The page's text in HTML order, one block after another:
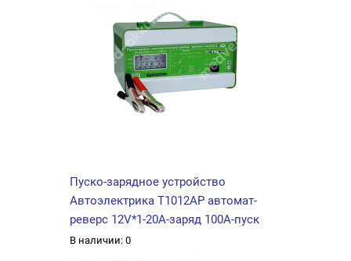
Пуско-зарядное устройство
Автоэлектрика Т1012AP автомат-
реверс 12V*1-20A-заряд 100А-пуск
В наличии: 0